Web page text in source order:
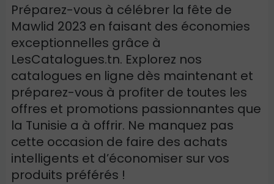
Préparez-vous à célébrer la fête de
Mawlid 2023 en faisant des économies
exceptionnelles grâce à
LesCatalogues.tn. Explorez nos
catalogues en ligne dès maintenant et
préparez-vous à profiter de toutes les
offres et promotions passionnantes que
la Tunisie a à offrir. Ne manquez pas
cette occasion de faire des achats
intelligents et d’économiser sur vos
produits préférés !